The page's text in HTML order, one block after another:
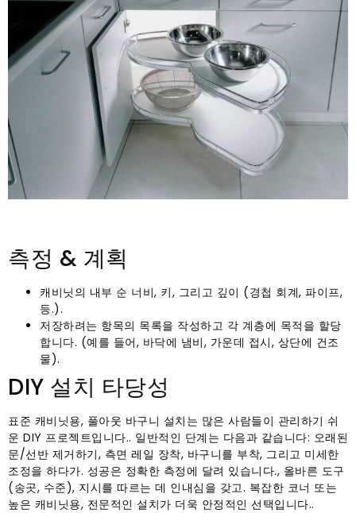
측정 & 계획
캐비닛의 내부 순 너비, 키, 그리고 깊이 (경첩 회계, 파이프,
등.).
저장하려는 항목의 목록을 작성하고 각 계층에 목적을 할당
합니다. (예를 들어, 바닥에 냄비, 가운데 접시, 상단에 건조
물).
DIY 설치 타당성
표준 캐비닛용, 풀아웃 바구니 설치는 많은 사람들이 관리하기 쉬
운 DIY 프로젝트입니다.. 일반적인 단계는 다음과 같습니다: 오래된
문/선반 제거하기, 측면 레일 장착, 바구니를 부착, 그리고 미세한
조정을 하다가. 성공은 정확한 측정에 달려 있습니다., 올바른 도구
(송곳, 수준), 지시를 따르는 데 인내심을 갖고. 복잡한 코너 또는
높은 캐비닛용, 전문적인 설치가 더욱 안정적인 선택입니다..